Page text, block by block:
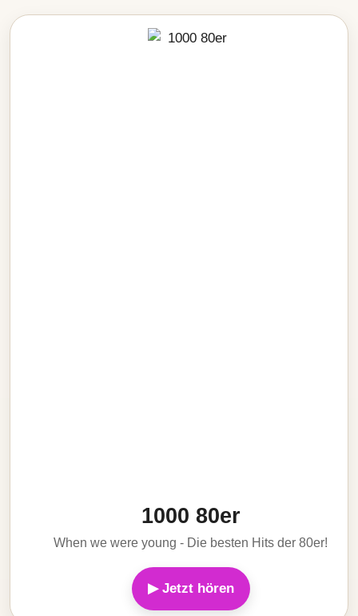
1000 80er
When we were young - Die besten Hits der 80er!
▶ Jetzt hören